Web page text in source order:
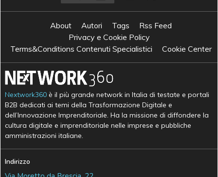
About Autori Tags
Rss Feed
Privacy e Cookie Policy
Terms&Conditions Contenuti Specialistici
Cookie Center
Nextwork360 è il più grande network in Italia di testate e portali
B2B dedicati ai temi della Trasformazione Digitale e
dell’Innovazione Imprenditoriale. Ha la missione di diffondere la
cultura digitale e imprenditoriale nelle imprese e pubbliche
amministrazioni italiane.
Indirizzo